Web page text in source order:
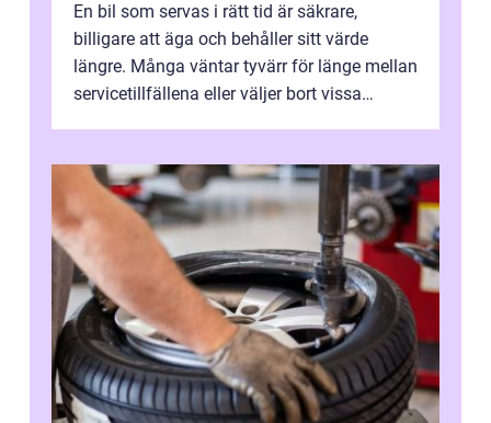
En bil som servas i rätt tid är säkrare,
billigare att äga och behåller sitt värde
längre. Många väntar tyvärr för länge mellan
servicetillfällena eller väljer bort vissa